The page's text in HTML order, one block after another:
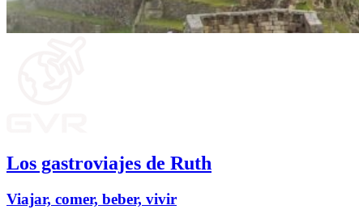
Los gastroviajes de Ruth
Viajar, comer, beber, vivir